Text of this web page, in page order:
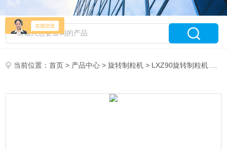
当前位置：首页 > 产品中心 >旋转制粒机 > LXZ90旋转制粒机